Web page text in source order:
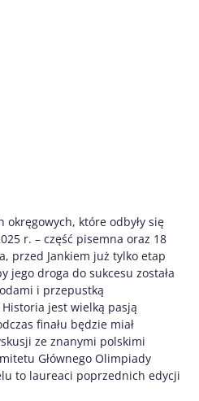
okręgowych, które odbyły się
r. – część pisemna oraz 18
przed Jankiem już tylko etap
jego droga do sukcesu została
i przepustką
jest wielką pasją
finału będzie miał
ze znanymi polskimi
Głównego Olimpiady
to laureaci poprzednich edycji